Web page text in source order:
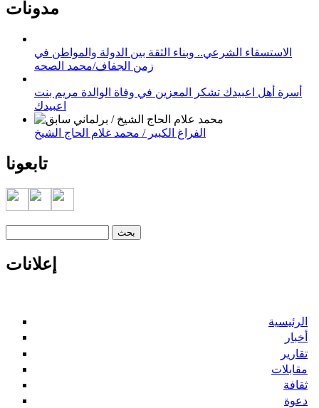
مدونات
الاستسقاء الشرعي.. وبناء الثقة بين الدولة والمواطن في
زمن الجفاف/محمد الصحه
أسرة أهل اعبيدك تشكر المعزين في وفاة الوالدة مريم بنت
اعبيدك
الفراغ الكبير / محمد غلام الحاج الشيخ
تابعونا
إعلانات
الرئيسية
أخبار
تقارير
مقابلات
ثقافة
دعوة